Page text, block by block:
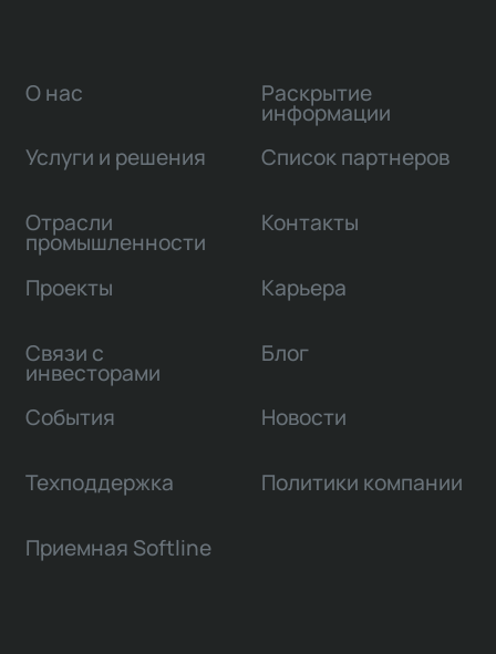
О нас
Услуги и решения
Отрасли
промышленности
Проекты
Связи с
инвесторами
Раскрытие
информации
Список партнеров
Контакты
Карьера
Блог
События Новости
Техподдержка Политики компании
Приемная Softline